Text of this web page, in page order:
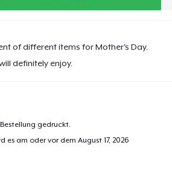
of different items for Mother's Day.
definitely enjoy.
gedruckt.
es am oder vor demAugust 17, 2026